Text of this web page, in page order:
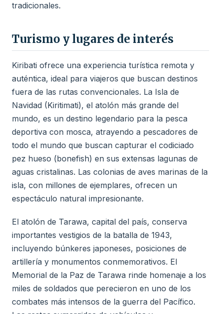
tradicionales.
Turismo y lugares de interés
Kiribati ofrece una experiencia turística remota y
auténtica, ideal para viajeros que buscan destinos
fuera de las rutas convencionales. La Isla de
Navidad (Kiritimati), el atolón más grande del
mundo, es un destino legendario para la pesca
deportiva con mosca, atrayendo a pescadores de
todo el mundo que buscan capturar el codiciado
pez hueso (bonefish) en sus extensas lagunas de
aguas cristalinas. Las colonias de aves marinas de la
isla, con millones de ejemplares, ofrecen un
espectáculo natural impresionante.
El atolón de Tarawa, capital del país, conserva
importantes vestigios de la batalla de 1943,
incluyendo búnkeres japoneses, posiciones de
artillería y monumentos conmemorativos. El
Memorial de la Paz de Tarawa rinde homenaje a los
miles de soldados que perecieron en uno de los
combates más intensos de la guerra del Pacífico.